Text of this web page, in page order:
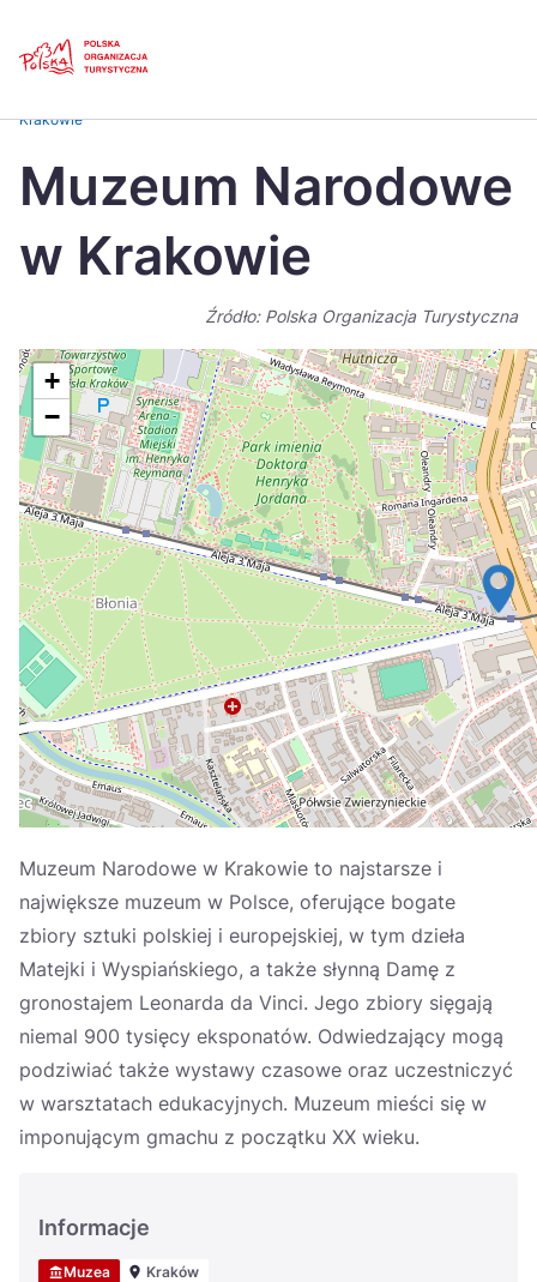
Česká 中国
Dansk
Italiano
Nederlands 日本
Português
Suomi
Україна
Zamknij
Krakowie
Muzeum Narodowe
w Krakowie
Źródło: Polska Organizacja Turystyczna
+
−
Muzeum Narodowe w Krakowie to najstarsze i
największe muzeum w Polsce, oferujące bogate
zbiory sztuki polskiej i europejskiej, w tym dzieła
Matejki i Wyspiańskiego, a także słynną Damę z
gronostajem Leonarda da Vinci. Jego zbiory sięgają
niemal 900 tysięcy eksponatów. Odwiedzający mogą
podziwiać także wystawy czasowe oraz uczestniczyć
w warsztatach edukacyjnych. Muzeum mieści się w
imponującym gmachu z początku XX wieku.
Informacje
Muzea Kraków